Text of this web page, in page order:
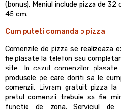
(bonus). Meniul include pizza de 32
45 cm.
Cum puteti comanda o pizza
Comenzile de pizza se realizeaza
fie plasate la telefon sau
site. In cazul comenzilor
produsele pe care doriti sa le
comenzii. Livram gratuit pizza la
pretul comenzii trebuie sa fie
functie de zona. Serviciul de